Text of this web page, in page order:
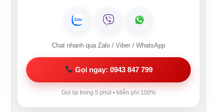
Chat nhanh qua Zalo / Viber / WhatsApp
Gọi ngay: 0943 847 799
Gọi lại trong 5 phút • Miễn phí 100%